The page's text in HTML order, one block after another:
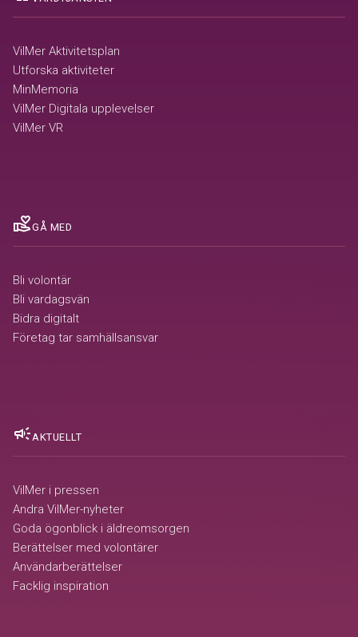
VilMer Aktivitetsplan
Utforska aktiviteter
MinMemoria
VilMer Digitala upplevelser
VilMer VR
volunteer_activismGÅ MED
Bli volontär
Bli vardagsvän
Bidra digitalt
Företag tar samhällsansvar
campaignAKTUELLT
VilMer i pressen
Andra VilMer-nyheter
Goda ögonblick i äldreomsorgen
Berättelser med volontärer
Användarberättelser
Facklig inspiration